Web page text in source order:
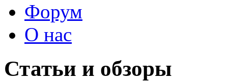
Форум
О нас
Статьи и обзоры